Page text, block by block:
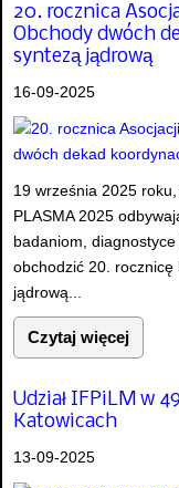
20. rocznica
Obchody dwóch
syntezą jądrową
16-09-2025
19 września 2025
PLASMA 2025
badaniom,
obchodzić 20.
jądrową...
Czytaj więcej
Udział IFPiLM w
Katowicach
13-09-2025